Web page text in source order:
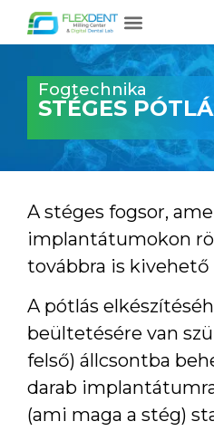
Fogtechnika
STÉGES
A stéges fogsor,
implantátumokon
továbbra is kivehető
A pótlás
beültetésére van
felső) állcsontba
darab
(ami maga a stég)